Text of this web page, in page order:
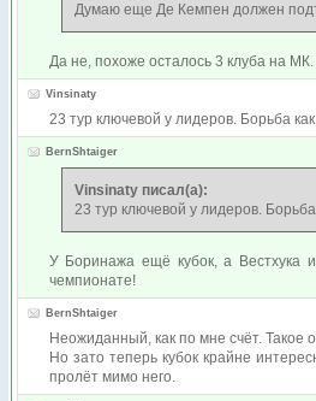
Думаю еще Де Кемпен должен
Да не, похоже осталось 3 клуба на
Vinsinaty
23 тур ключевой у лидеров. Борьба
BernShtaiger
Vinsinaty писал(а):
23 тур ключевой у лидеров.
У Боринажа ещё кубок, а Вестхука
чемпионате!
BernShtaiger
Неожиданный, как по мне счёт. Такое
Но зато теперь кубок крайне
пролёт мимо него.